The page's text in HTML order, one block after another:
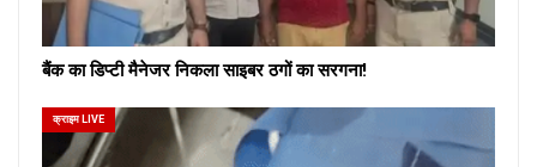
बैंक का डिप्टी मैनेजर निकला साइबर ठगों का सरगना!
क्राइम LIVE